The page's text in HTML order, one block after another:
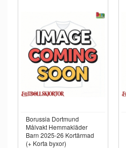
Borussia Dortmund
Målvakt Hemmakläder
Barn 2025-26 Kortärmad
(+ Korta byxor)